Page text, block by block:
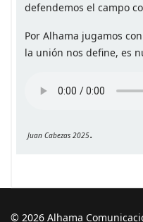
defendemos el campo
Por Alhama jugamos
la unión nos define, es
Juan Cabezas 2025.
© 2026 Alhama